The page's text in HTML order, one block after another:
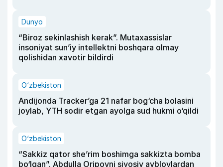
Dunyo
“Biroz sekinlashish kerak”. Mutaxassislar
insoniyat sun’iy intellektni boshqara olmay
qolishidan xavotir bildirdi
O‘zbekiston
Andijonda Tracker’ga 21 nafar bog‘cha bolasini
joylab, YTH sodir etgan ayolga sud hukmi o‘qildi
O‘zbekiston
“Sakkiz qator she’rim boshimga sakkizta bomba
bo‘lgan”. Abdulla Oripovni siyosiy ayblovlardan